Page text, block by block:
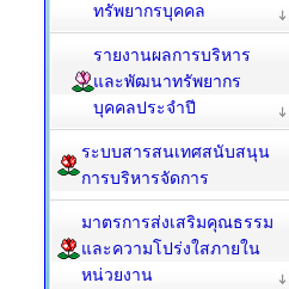
ทรัพยากรบุคคล
รายงานผลการบริหาร
และพัฒนาทรัพยากร
บุคคลประจำปี
ระบบสารสนเทศสนับสนุน
การบริหารจัดการ
มาตรการส่งเสริมคุณธรรม
และความโปร่งใสภายใน
หน่วยงาน